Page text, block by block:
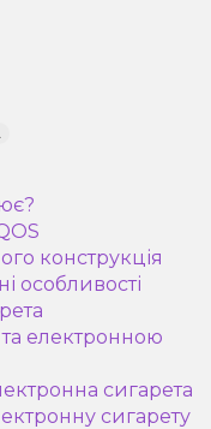
конструкція
особливості
електронною
сигарета
сигарету